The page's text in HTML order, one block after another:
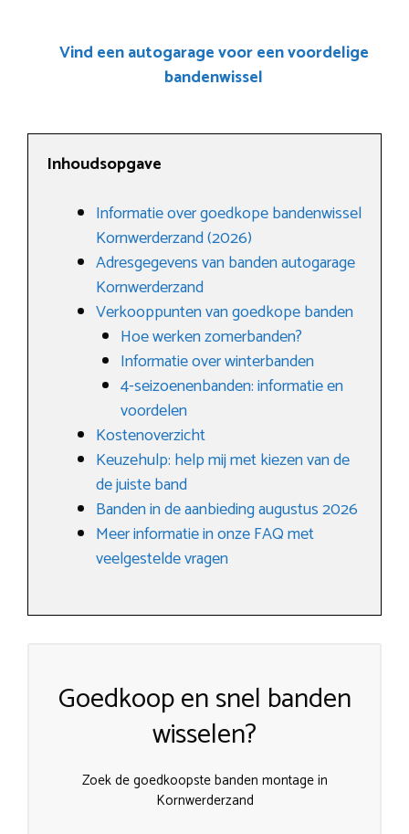
Vind een autogarage voor een voordelige
bandenwissel
Inhoudsopgave
Informatie over goedkope bandenwissel
Kornwerderzand (2026)
Adresgegevens van banden autogarage
Kornwerderzand
Verkooppunten van goedkope banden
Hoe werken zomerbanden?
Informatie over winterbanden
4-seizoenenbanden: informatie en
voordelen
Kostenoverzicht
Keuzehulp: help mij met kiezen van de
de juiste band
Banden in de aanbieding augustus 2026
Meer informatie in onze FAQ met
veelgestelde vragen
Goedkoop en snel banden
wisselen?
Zoek de goedkoopste banden montage in
Kornwerderzand